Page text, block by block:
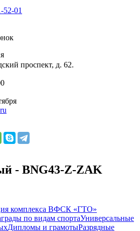
52-01
проспект, д. 62.
- BNG43-Z-ZAK
комплекса ВФСК «ГТО»
по видам спортаУниверсальные
Дипломы и грамотыРазрядные